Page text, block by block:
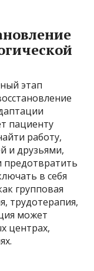
этап
пациенту
работу,
и друзьями,
предотвратить
в себя
групповая
трудотерапия,
может
центрах,